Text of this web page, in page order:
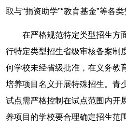
取与“捐资助学”“教育基金”等各类
在严格规范特定类型招生方
行特定类型招生省级审核备案制
何学校未经省级批准，在义务教
培养项目名义开展特殊招生。青
试点需严格控制在试点范围内开
养项目的学校要合理确定招生范